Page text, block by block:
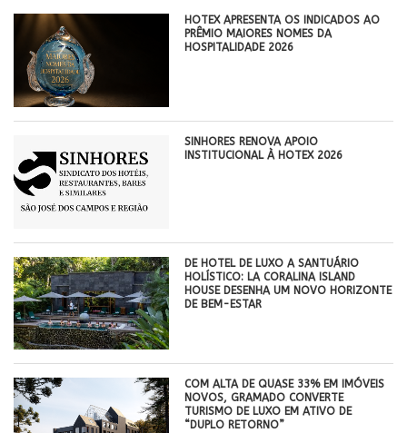
HOTEX APRESENTA OS INDICADOS AO
PRÊMIO MAIORES NOMES DA
HOSPITALIDADE 2026
SINHORES RENOVA APOIO
INSTITUCIONAL À HOTEX 2026
DE HOTEL DE LUXO A SANTUÁRIO
HOLÍSTICO: LA CORALINA ISLAND
HOUSE DESENHA UM NOVO HORIZONTE
DE BEM-ESTAR
COM ALTA DE QUASE 33% EM IMÓVEIS
NOVOS, GRAMADO CONVERTE
TURISMO DE LUXO EM ATIVO DE
“DUPLO RETORNO”